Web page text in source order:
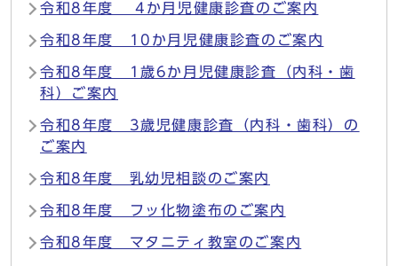
令和8年度 4か月児健康診査のご案内
令和8年度 10か月児健康診査のご案内
令和8年度 1歳6か月児健康診査（内科・歯
科）ご案内
令和8年度 3歳児健康診査（内科・歯科）の
ご案内
令和8年度 乳幼児相談のご案内
令和8年度 フッ化物塗布のご案内
令和8年度 マタニティ教室のご案内